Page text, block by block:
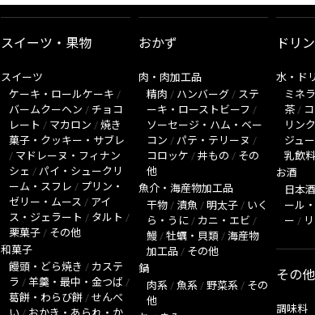
スイーツ・果物
スイーツ
ケーキ・ロールケーキ /
バームクーヘン / チョコ
レート / マカロン / 焼き
菓子・クッキー・サブレ
/ マドレーヌ・フィナン
シェ / パイ・シュークリ
ーム・スフレ / プリン・
ゼリー・ムース / アイ
ス・ジェラート / タルト /
栗菓子 / その他
和菓子
饅頭・どら焼き / カステ
ラ / 羊羹・最中・金つば /
葛餅・わらび餅 / せんべ
おかず
肉・肉加工品
精肉 / ハンバーグ / ステ
ーキ・ローストビーフ /
ソーセージ・ハム・ベー
コン / パテ・テリーヌ /
コロッケ / 丼もの / その
他
魚介・海産物加工品
干物 / 漬魚 / 明太子 / いく
ら・うに / カニ・エビ /
鰻 / 牡蠣・貝類 / 海産物
加工品 / その他
鍋
肉系 / 魚系 / 野菜系 / その
他
ドリ
水・ド
ミネ
茶 /
リンク
ジュ
乳飲料
お酒
日本酒
ール
ー /
その
調味料